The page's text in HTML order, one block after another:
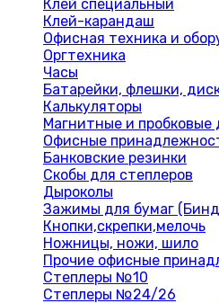
Клей специальный
Клей-карандаш
Офисная техника и
Оргтехника
Часы
Батарейки, флешки,
Калькуляторы
Магнитные и пробковые
Офисные
Банковские резинки
Скобы для степлеров
Дыроколы
Зажимы для бумаг
Кнопки,скрепки,мелочь
Ножницы, ножи, шило
Прочие офисные
Степлеры №10
Степлеры №24/26